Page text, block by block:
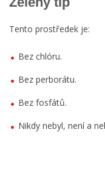
Tento prostředek je:
Bez chlóru.
Bez perborátu.
Bez fosfátů.
Nikdy nebyl, není a